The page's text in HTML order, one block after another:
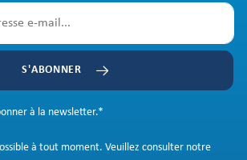
S'ABONNER
à la newsletter.*
à tout moment. Veuillez consulter notre